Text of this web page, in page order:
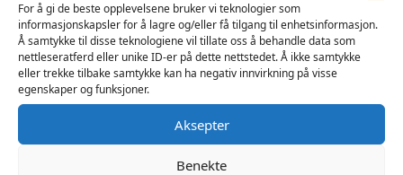
For å gi de beste opplevelsene bruker vi teknologier som
informasjonskapsler for å lagre og/eller få tilgang til enhetsinformasjon.
Å samtykke til disse teknologiene vil tillate oss å behandle data som
nettleseratferd eller unike ID-er på dette nettstedet. Å ikke samtykke
eller trekke tilbake samtykke kan ha negativ innvirkning på visse
egenskaper og funksjoner.
Aksepter
Benekte
93 % polyester – 7 % elastan.
Stolt designet og laget i Barcelona
Farge